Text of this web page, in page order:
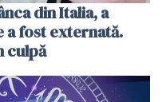
din Italia, a
a fost externată.
culpă